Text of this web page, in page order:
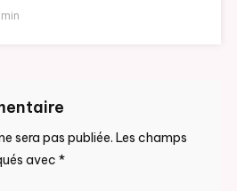
sera pas publiée. Les champs
avec *